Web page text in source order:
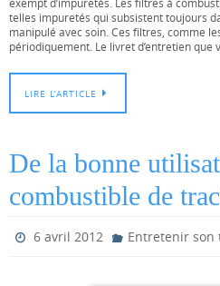
exempt d’impuretés. Les filtres à
telles impuretés qui subsistent toujours
manipulé avec soin. Ces filtres, comme
périodiquement. Le livret d’entretien que
LIRE L’ARTICLE
De la bonne
combustible de
6 avril 2012 Entretenir son